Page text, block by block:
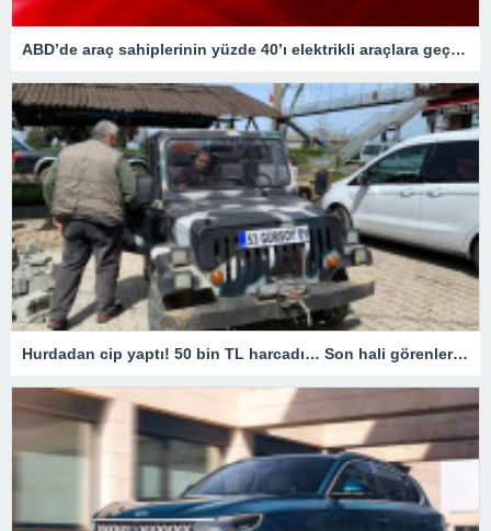
ABD’de araç sahiplerinin yüzde 40’ı elektrikli araçlara geçişi düşünüyor
Hurdadan cip yaptı! 50 bin TL harcadı… Son hali görenleri hayrete düşürdü